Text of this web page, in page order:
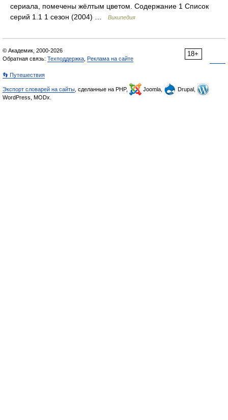
сериала, помечены жёлтым цветом. Содержание 1 Список
серий 1.1 1 сезон (2004) …
Википедия
18+
© Академик, 2000-2026
Обратная связь: Техподдержка Реклама на сайте
👣 Путешествия
Экспорт словарей на сайты , сделанные на PHP, Joomla,
Drupal,
WordPress, MODx.